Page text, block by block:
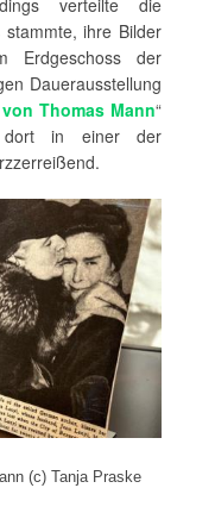
verteilte die
ihre Bilder
der
Dauerausstellung
Thomas Mann“
dort in einer der
(c) Tanja Praske